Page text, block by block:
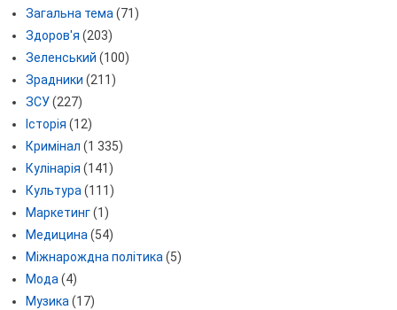
Загальна тема (71)
Здоров'я (203)
Зеленський (100)
Зрадники (211)
ЗСУ(227)
Історія (12)
Кримінал (1 335)
Кулінарія (141)
Культура (111)
Маркетинг(1)
Медицина (54)
Міжнарождна політика (5)
Мода (4)
Музика (17)